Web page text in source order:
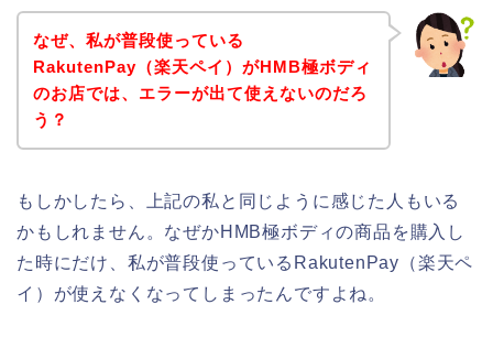
なぜ、私が普段使っている
RakutenPay（楽天ペイ）がHMB極ボディ
のお店では、エラーが出て使えないのだろ
う？
もしかしたら、上記の私と同じように感じた人もいる
かもしれません。なぜかHMB極ボディの商品を購入し
た時にだけ、私が普段使っているRakutenPay（楽天ペ
イ）が使えなくなってしまったんですよね。